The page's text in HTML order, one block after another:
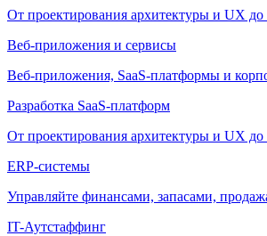
От проектирования архитектуры и UX
Веб-приложения и сервисы
Веб-приложения, SaaS-платформы и
Разработка SaaS-платформ
От проектирования архитектуры и UX
ERP-системы
Управляйте финансами, запасами,
IT-Аутстаффинг